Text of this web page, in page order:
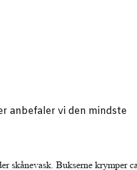
anbefaler vi den mindste
skånevask. Bukserne